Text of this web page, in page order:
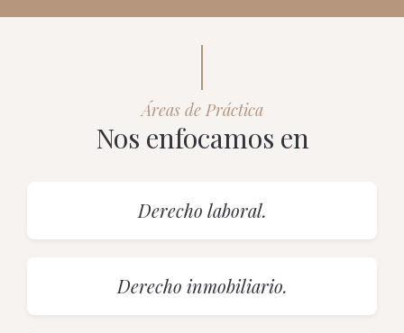
Áreas de Práctica
Nos enfocamos en
Derecho laboral.
Derecho inmobiliario.